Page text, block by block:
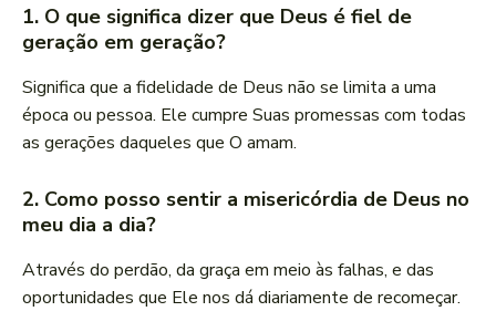
1. O que significa dizer que Deus é fiel de
geração em geração?
Significa que a fidelidade de Deus não se limita a uma
época ou pessoa. Ele cumpre Suas promessas com todas
as gerações daqueles que O amam.
2. Como posso sentir a misericórdia de Deus no
meu dia a dia?
Através do perdão, da graça em meio às falhas, e das
oportunidades que Ele nos dá diariamente de recomeçar.